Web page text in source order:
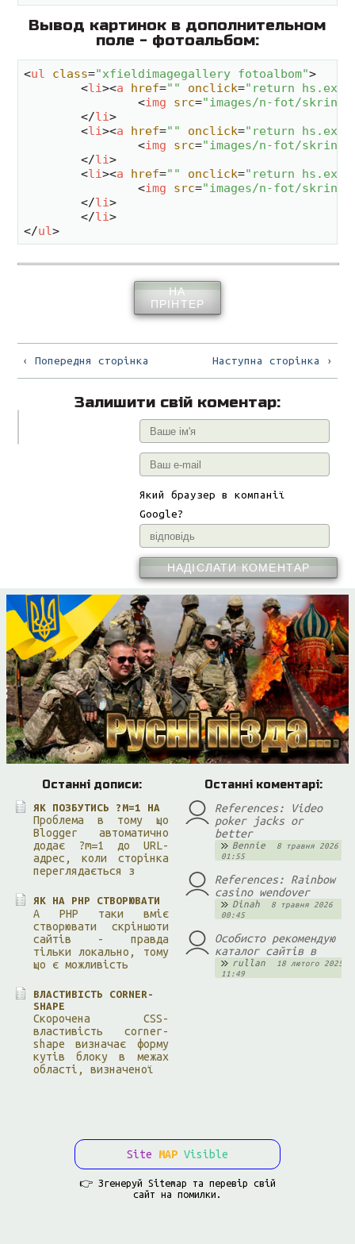
Вывод картинок в дополнительном
поле - фотоальбом:
<ul class="xfieldimagegallery fotoalbom">
<li><a href="" onclick="return
<img src="images/n-fot/skrin-
</li>
<li><a href="" onclick="return
<img src="images/n-fot/skrin-
</li>
<li><a href="" onclick="return
<img src="images/n-fot/skrin-
</li>
</li>
</ul>
НА
ПРІНТЕР
‹ Попередня сторінка Наступна сторінка ›
Залишити свій коментар:
Який браузер в компанії
Google?
НАДІСЛАТИ КОМЕНТАР
Останні дописи:
ЯК ПОЗБУТИСЬ ?M=1 НА
Проблема в тому що
Blogger автоматично
додає ?m=1 до URL-
адрес, коли сторінка
переглядається з
ЯК НА PHP СТВОРЮВАТИ
А PHP таки вміє
створювати скріншоти
сайтів - правда
тільки локально, тому
що є можливість
ВЛАСТИВІСТЬ CORNER-
SHAPE
Скорочена CSS-
властивість corner-
shape визначає форму
кутів блоку в межах
області, визначеної
Останні коментарі:
References: Video
poker jacks or
better
Bennie
8 травня 2026
01:55
References: Rainbow
casino wendover
Dinah
8 травня 2026
00:45
Особисто рекомендую
каталог сайтів в
rullan
18 лютого 2025
11:49
Site MAP Visible
👉 Згенеруй Sitemap та перевір свій
cайт на помилки.